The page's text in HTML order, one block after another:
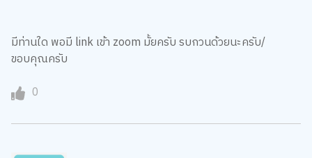
มีท่านใด พอมี link เข้า zoom มั้ยครับ รบกวนด้วยนะครับ/
ขอบคุณครับ
0